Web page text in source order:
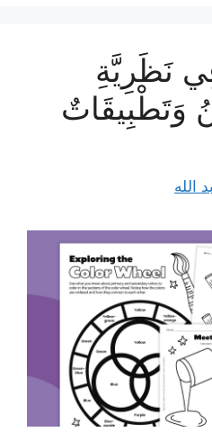
نَظَرِيَّةِ
وَتَطْبِيقَاتٌ
الله